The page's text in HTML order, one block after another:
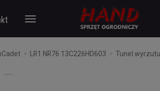
LR1 NR76 13C226HD603 Tunel